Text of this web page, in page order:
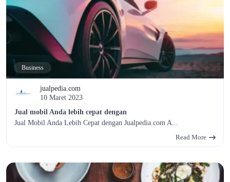
Business
jualpedia.com
10 Maret 2023
Jual mobil Anda lebih cepat dengan
Jual Mobil Anda Lebih Cepat dengan Jualpedia.com A...
Read More